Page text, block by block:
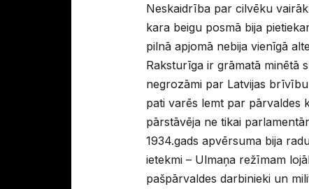
Neskaidrība par cilvēku
kara beigu posmā bija
pilnā apjomā nebija vienīgā
Raksturīga ir grāmatā minētā
negrozāmi par Latvijas
pati varēs lemt par pārvaldes
pārstāvēja ne tikai
1934.gads apvērsuma bija
ietekmi – Ulmaņa režīmam
pašpārvaldes darbinieki un